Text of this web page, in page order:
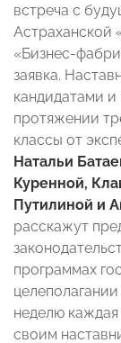
встреча с
«Бизнес-
заявка.
кандидатами
протяжении
классы от
Натальи
Куренной,
Путилиной и
расскажут
программах
неделю каждая
своим